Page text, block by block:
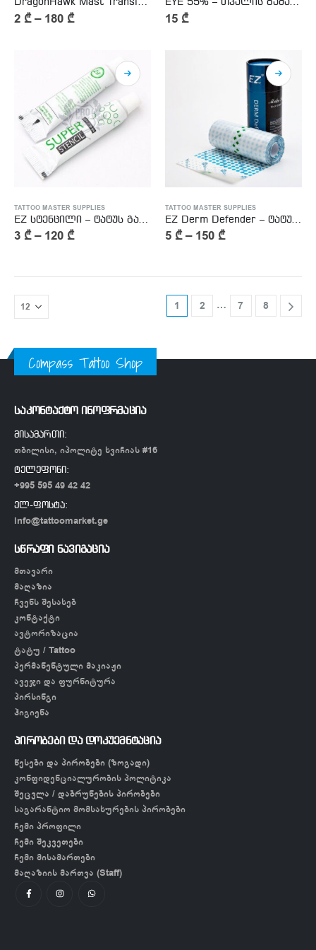
DragonHawk Mast Transfer Stencil Paper- კაპიროვკა
2 ₾– 180 ₾
EYE 55% – თვალის გამაყუჩებელი მალამო
15 ₾
TATTOO MASTER SUPPLIES
3 ₾– 120 ₾
TATTOO MASTER SUPPLIES
5 ₾– 150 ₾
1 2 … 7 8
Compass Tattoo Shop
საკონტაქტო ინოფრმაცია
მისამართი:
თბილისი, იპოლიტე ხვიჩიას #16
ტელეფონი:
+995 595 49 42 42
ელ-ფოსტა:
info@tattoomarket.ge
სწრაფი ნავიგაცია
მთავარი
მაღაზია
ჩვენს შესახებ
კონტაქტი
ავტორიზაცია
ტატუ / Tattoo
პერმანენტული მაკიაჟი
ავეჯი და ფურნიტურა
პირსინგი
ჰიგიენა
პირობები და დოკუემნტაცია
წესები და პირობები (ზოგადი)
კონფიდენციალურობის პოლიტიკა
შეცვლა / დაბრუნების პირობები
საგარანტიო მომსახურების პირობები
ჩემი პროფილი
ჩემი შეკვეთები
ჩემი მისამართები
მაღაზიის მართვა (Staff)